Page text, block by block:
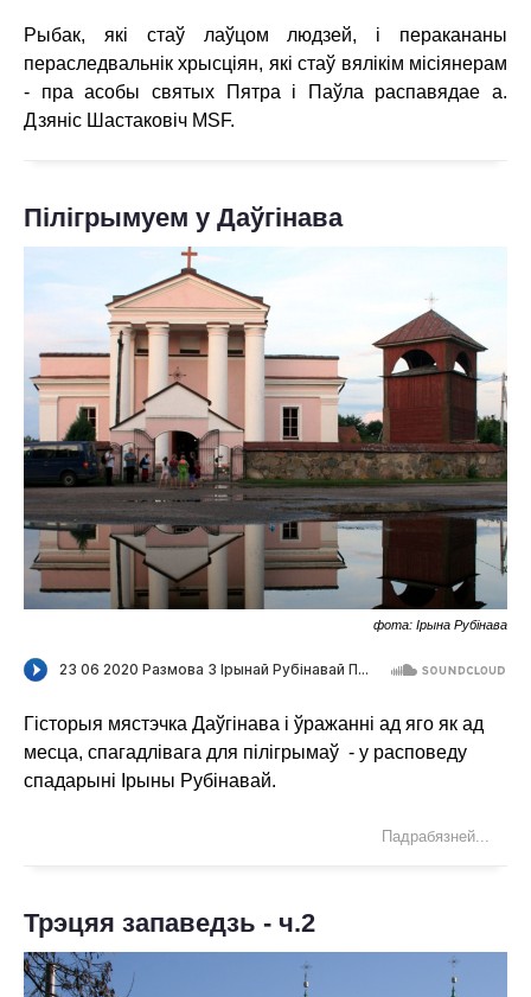
Рыбак, які стаў лаўцом людзей, і перакананы
пераследвальнік хрысціян, які стаў вялікім місіянерам
- пра асобы святых Пятра і Паўла распавядае а.
Дзяніс Шастаковіч MSF.
Пілігрымуем у Даўгінава
фота: Ірына Рубінава
Гісторыя мястэчка Даўгінава і ўражанні ад яго як ад
месца, спагадлівага для пілігрымаў - у расповеду
спадарыні Ірыны Рубінавай.
Падрабязней...
Трэцяя запаведзь - ч.2